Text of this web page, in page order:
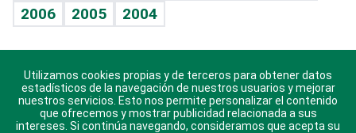
Sin complejos
En pocas palabras
Escuchando al corazón
Economía Personal
2006
2005 2004
Descarga nuestras aplicaciones para Android, iOS y
sistema Huawei.
Utilizamos cookies propias y de terceros para obtener datos
estadísticos de la navegación de nuestros usuarios y mejorar
nuestros servicios. Esto nos permite personalizar el contenido
que ofrecemos y mostrar publicidad relacionada a sus
intereses. Si continúa navegando, consideramos que acepta su